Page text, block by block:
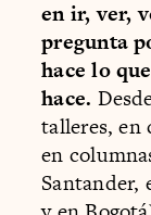
en ir, ver,
pregunta
hace lo
hace.
talleres, en
en
Santander,